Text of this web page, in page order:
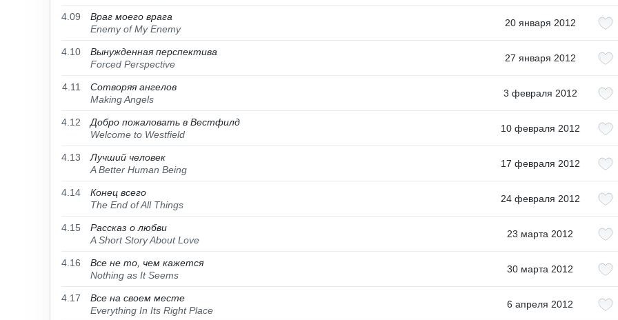
4.09
Враг моего врага
Enemy of My Enemy
20 января 2012
4.10
Вынужденная перспектива
Forced Perspective
27 января 2012
4.11
Сотворяя ангелов
Making Angels
3 февраля 2012
4.12
Добро пожаловать в Вестфилд
Welcome to Westfield
10 февраля 2012
4.13
Лучший человек
A Better Human Being
17 февраля 2012
4.14
Конец всего
The End of All Things
24 февраля 2012
4.15
Рассказ о любви
A Short Story About Love
23 марта 2012
4.16
Все не то, чем кажется
Nothing as It Seems
30 марта 2012
4.17
Все на своем месте
Everything In Its Right Place
6 апреля 2012